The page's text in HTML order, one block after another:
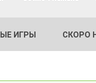
ИГРЫ СКОРО